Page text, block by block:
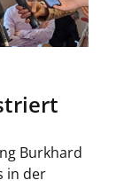
Burkhard
in der